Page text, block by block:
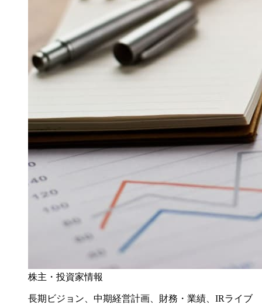
株主・投資家情報
長期ビジョン、中期経営計画、財務・業績、IRライブ